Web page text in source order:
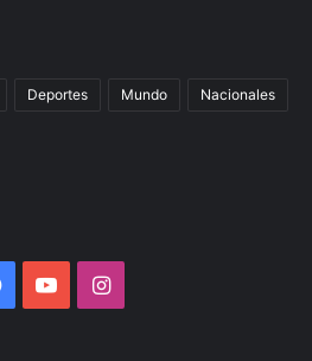
Deportes Mundo Nacionales
Facebook
YouTubeInstagram